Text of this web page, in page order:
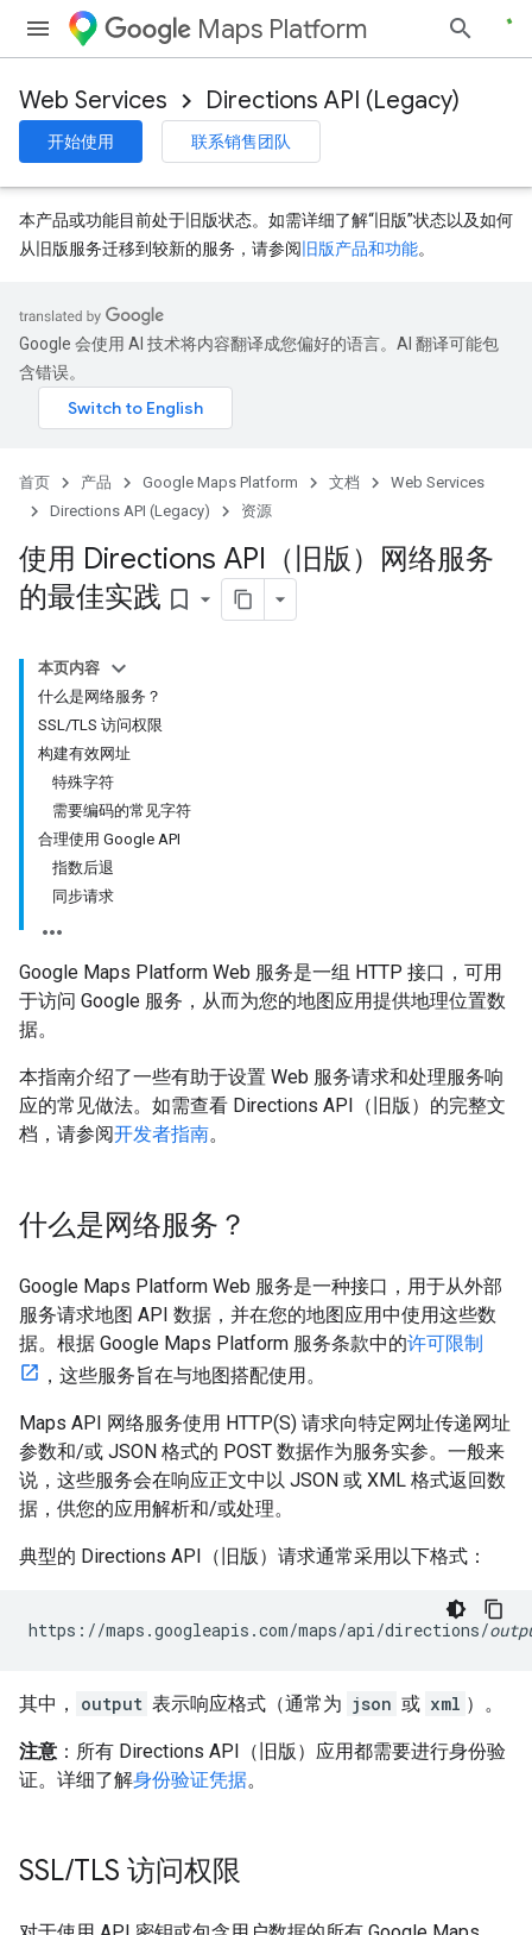
Maps Platform
Web Services Directions API (Legacy)
开始使用 联系销售团队
本产品或功能目前处于旧版状态。如需详细了解“旧版”状态以及如何
从旧版服务迁移到较新的服务，请参阅 旧版产品和功能。
Google 会使用 AI 技术将内容翻译成您偏好的语言。AI 翻译可能包
含错误。
首页 产品 Google Maps Platform 文档
Web Services
Directions API (Legacy)
资源
使用 Directions API（旧版）网络服务
的最佳实践 bookmark_border
本页内容
什么是网络服务？
SSL/TLS 访问权限
构建有效网址
特殊字符
需要编码的常见字符
合理使用 Google API
指数后退
同步请求
Google Maps Platform Web 服务是一组 HTTP 接口，可用
于访问 Google 服务，从而为您的地图应用提供地理位置数
据。
本指南介绍了一些有助于设置 Web 服务请求和处理服务响
应的常见做法。如需查看 Directions API（旧版）的完整文
档，请参阅开发者指南。
什么是网络服务？
Google Maps Platform Web 服务是一种接口，用于从外部
服务请求地图 API 数据，并在您的地图应用中使用这些数
据。根据 Google Maps Platform 服务条款中的许可限制
，这些服务旨在与地图搭配使用。
Maps API 网络服务使用 HTTP(S) 请求向特定网址传递网址
参数和/或 JSON 格式的 POST 数据作为服务实参。一般来
说，这些服务会在响应正文中以 JSON 或 XML 格式返回数
据，供您的应用解析和/或处理。
典型的 Directions API（旧版）请求通常采用以下格式：
https://maps.googleapis.com/maps/api/directions/
其中， output 表示响应格式（通常为 json 或 xml ）。
注意 ：所有 Directions API（旧版）应用都需要进行身份验
证。详细了解身份验证凭据。
SSL/TLS 访问权限